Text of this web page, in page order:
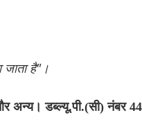
जाता है"।
अन्य। डब्ल्यू.पी.(सी) नंबर